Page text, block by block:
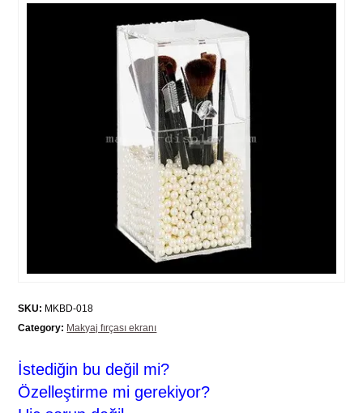
SKU: MKBD-018
Category: Makyaj fırçası ekranı
İstediğin bu değil mi?
Özelleştirme mi gerekiyor?